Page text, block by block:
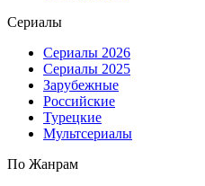
Сериалы
Сериалы 2026
Сериалы 2025
Зарубежные
Российские
Турецкие
Мультсериалы
По Жанрам